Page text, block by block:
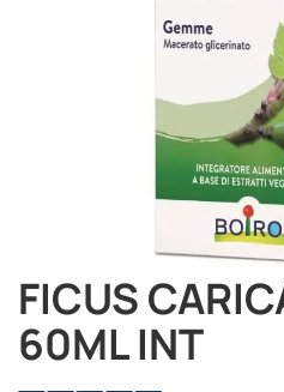
FICUS
60ML INT
Vai
all'inizio
della
galleria